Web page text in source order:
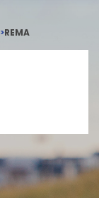
>REMA